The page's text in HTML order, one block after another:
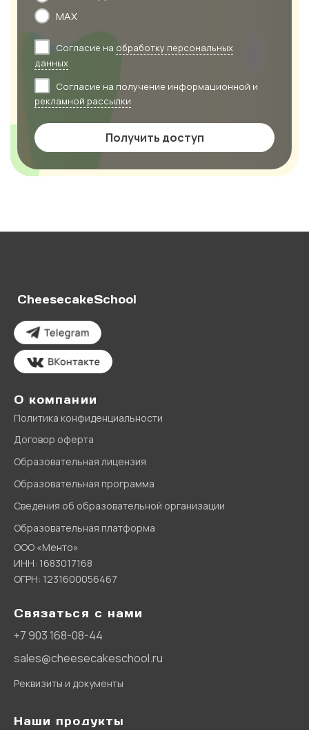
MAX
Согласие на обработку персональных
данных
Согласие на получение информационной и
рекламной рассылки
Получить доступ
CheesecakeSchool
О компании
Политика конфиденциальности
Договор оферта
Образовательная лицензия
Образовательная программа
Сведения об образовательной организации
Образовательная платформа
ООО «Менто»
ИНН: 1683017168
ОГРН: 1231600056467
Связаться с нами
+7 903 168-08-44
sales@cheesecakeschool.ru
Реквизиты и документы
Наши продукты